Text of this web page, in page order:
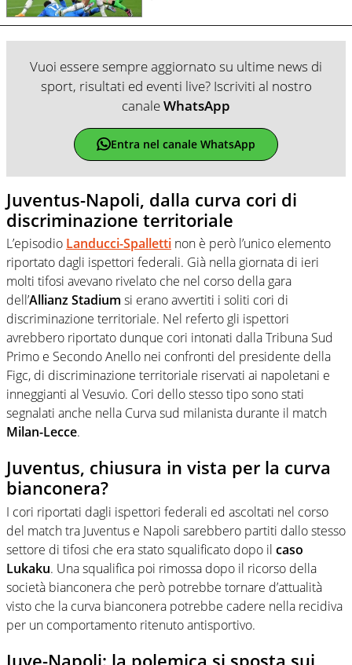
Vuoi essere sempre aggiornato su ultime news di
sport, risultati ed eventi live? Iscriviti al nostro
canaleWhatsApp
Entra nel canale WhatsApp
Juventus-Napoli, dalla curva cori di
discriminazione territoriale
L’episodio Landucci-Spalletti non è però l’unico elemento
riportato dagli ispettori federali. Già nella giornata di ieri
molti tifosi avevano rivelato che nel corso della gara
dell’Allianz Stadium si erano avvertiti i soliti cori di
discriminazione territoriale. Nel referto gli ispettori
avrebbero riportato dunque cori intonati dalla Tribuna Sud
Primo e Secondo Anello nei confronti del presidente della
Figc, di discriminazione territoriale riservati ai napoletani e
inneggianti al Vesuvio. Cori dello stesso tipo sono stati
segnalati anche nella Curva sud milanista durante il match
Milan-Lecce.
Juventus, chiusura in vista per la curva
bianconera?
I cori riportati dagli ispettori federali ed ascoltati nel corso
del match tra Juventus e Napoli sarebbero partiti dallo stesso
settore di tifosi che era stato squalificato dopo il caso
Lukaku. Una squalifica poi rimossa dopo il ricorso della
società bianconera che però potrebbe tornare d’attualità
visto che la curva bianconera potrebbe cadere nella recidiva
per un comportamento ritenuto antisportivo.
Juve-Napoli: la polemica si sposta sui